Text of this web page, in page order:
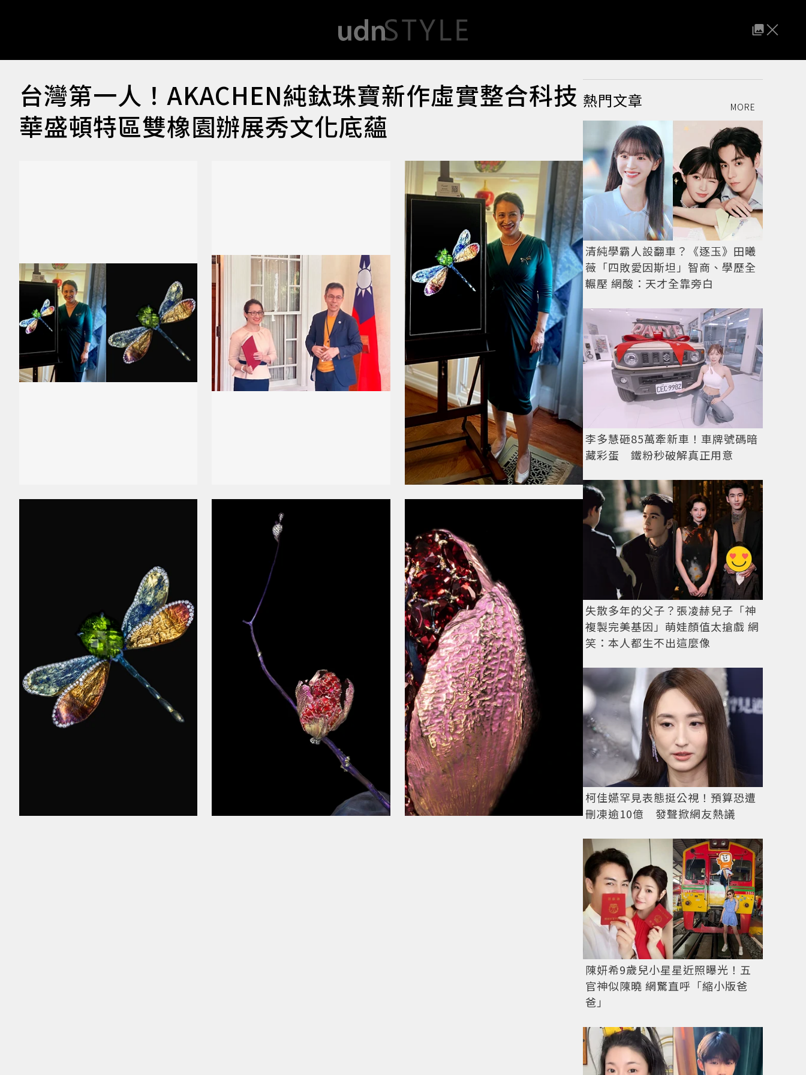
台灣第一人！AKACHEN純鈦珠寶新作虛實整合科技
華盛頓特區雙橡園辦展秀文化底蘊
熱門文章 MORE
清純學霸人設翻車？《逐玉》田曦
薇「四敗愛因斯坦」智商、學歷全
輾壓 網酸：天才全靠旁白
李多慧砸85萬牽新車！車牌號碼暗
藏彩蛋 鐵粉秒破解真正用意
失散多年的父子？張凌赫兒子「神
複製完美基因」萌娃顏值太搶戲 網
笑：本人都生不出這麼像
柯佳嬿罕見表態挺公視！預算恐遭
刪凍逾10億 發聲掀網友熱議
陳妍希9歲兒小星星近照曝光！五
官神似陳曉 網驚直呼「縮小版爸
爸」